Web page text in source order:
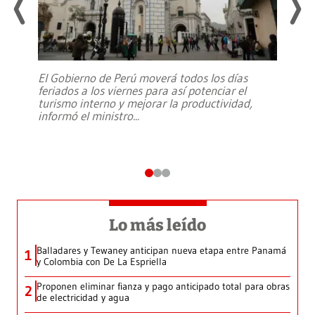
El Gobierno de Perú moverá todos los días
feriados a los viernes para así potenciar el
turismo interno y mejorar la productividad,
informó el ministro...
Lo más leído
1 Balladares y Tewaney anticipan nueva etapa entre Panamá
y Colombia con De La Espriella
2 Proponen eliminar fianza y pago anticipado total para obras
de electricidad y agua